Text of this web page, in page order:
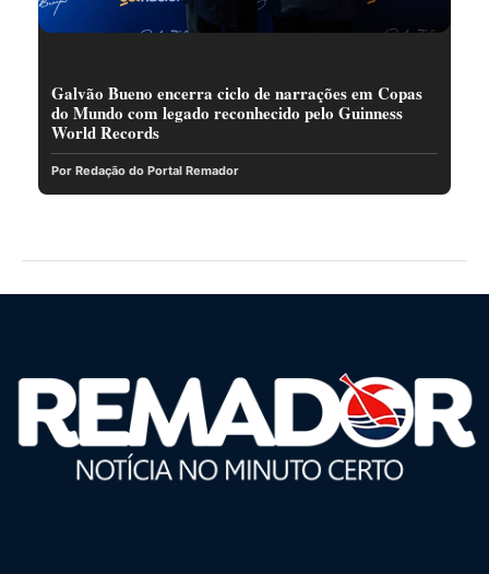
Galvão Bueno encerra ciclo de narrações em Copas
do Mundo com legado reconhecido pelo Guinness
World Records
Por Redação do Portal Remador